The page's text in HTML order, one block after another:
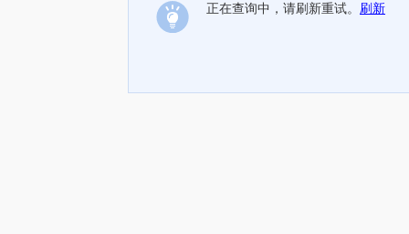
正在查询中，请刷新重试。 刷新